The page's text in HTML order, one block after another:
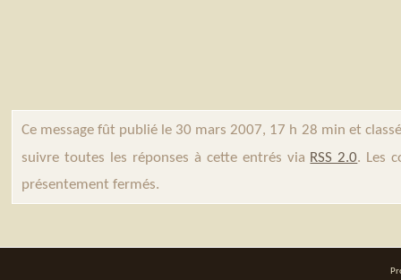
Ce message fût publié le 30 mars 2007, 17 h 28 min et
suivre toutes les réponses à cette entrés via RSS 2.0. Les
présentement fermés.